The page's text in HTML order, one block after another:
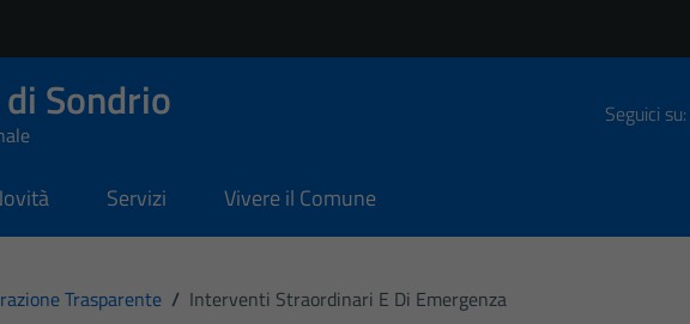
Sondrio Seguici su:
Servizi Vivere il Comune
Trasparente / Interventi Straordinari E Di Emergenza